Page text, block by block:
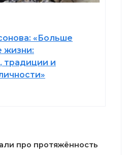
«Больше
жизни:
традиции и
про протяжённость